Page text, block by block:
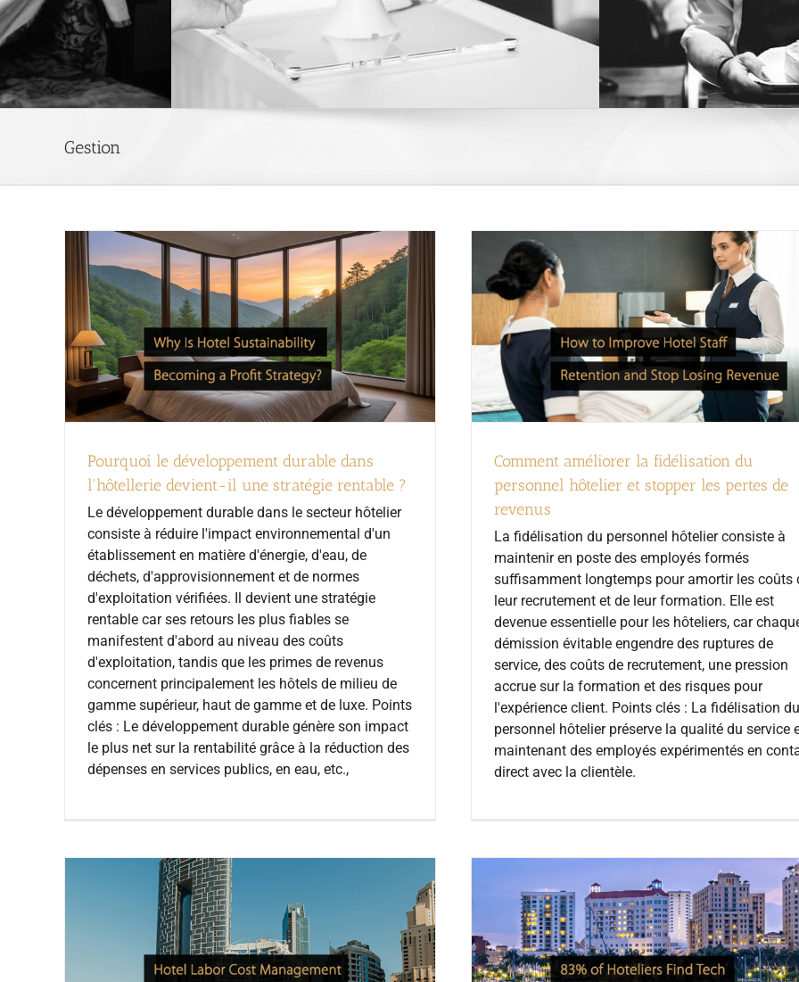
Gestion
Pourquoi le développement durable dans
l'hôtellerie devient-il une stratégie rentable ?
Le développement durable dans le secteur hôtelier
consiste à réduire l'impact environnemental d'un
établissement en matière d'énergie, d'eau, de
déchets, d'approvisionnement et de normes
d'exploitation vérifiées. Il devient une stratégie
rentable car ses retours les plus fiables se
manifestent d'abord au niveau des coûts
d'exploitation, tandis que les primes de revenus
concernent principalement les hôtels de milieu de
gamme supérieur, haut de gamme et de luxe. Points
clés : Le développement durable génère son impact
le plus net sur la rentabilité grâce à la réduction des
dépenses en services publics, en eau, etc.,
Comment améliorer la fidélisation du
personnel hôtelier et stopper les pertes de
revenus
La fidélisation du personnel hôtelier consiste à
maintenir en poste des employés formés
suffisamment longtemps pour amortir les coûts
leur recrutement et de leur formation. Elle est
devenue essentielle pour les hôteliers, car
démission évitable engendre des ruptures de
service, des coûts de recrutement, une pression
accrue sur la formation et des risques pour
l'expérience client. Points clés : La fidélisation du
personnel hôtelier préserve la qualité du service
maintenant des employés expérimentés en
direct avec la clientèle.